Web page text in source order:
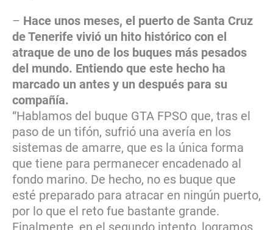
– Hace unos meses, el puerto de Santa Cruz
de Tenerife vivió un hito histórico con el
atraque de uno de los buques más pesados
del mundo. Entiendo que este hecho ha
marcado un antes y un después para su
compañía.
“Hablamos del buque GTA FPSO que, tras el
paso de un tifón, sufrió una avería en los
sistemas de amarre, que es la única forma
que tiene para permanecer encadenado al
fondo marino. De hecho, no es buque que
esté preparado para atracar en ningún puerto,
por lo que el reto fue bastante grande.
Finalmente, en el segundo intento, logramos